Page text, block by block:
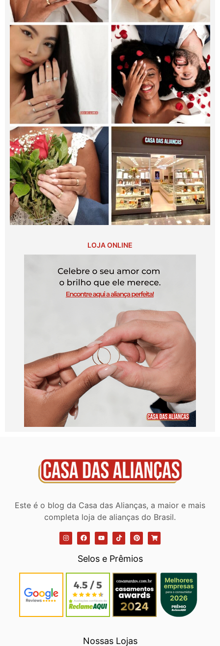
LOJA ONLINE
Este é o blog da Casa das Alianças, a maior e mais
completa loja de alianças do Brasil.
Selos e Prêmios
Nossas Lojas